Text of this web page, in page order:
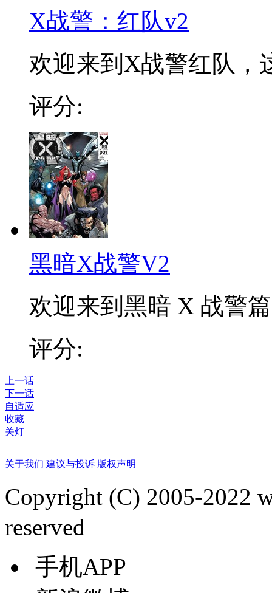
X战警：红队v2
欢迎来到X战警红队
评分:
黑暗X战警V2
欢迎来到黑暗 X 战警
评分:
上一话
下一话
自适应
收藏
关灯
关于我们 建议与投诉 版权声明
Copyright (C) 2005-2022
reserved
手机APP